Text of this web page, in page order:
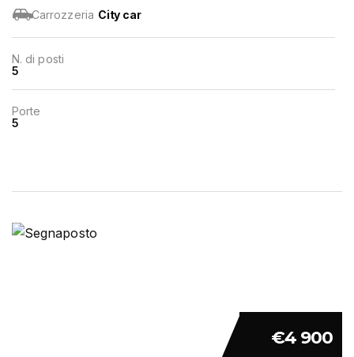
Carrozzeria City car
N. di posti
5
Porte
5
€4 900